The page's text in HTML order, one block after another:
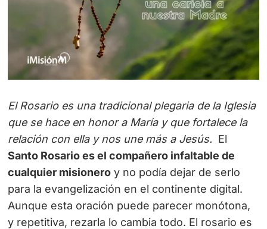
El Rosario es una tradicional plegaria de la Iglesia
que se hace en honor a María y que fortalece la
relación con ella y nos une más a Jesús. El
Santo Rosario es el compañero infaltable de
cualquier misionero y no podía dejar de serlo
para la evangelización en el continente digital.
Aunque esta oración puede parecer monótona,
y repetitiva, rezarla lo cambia todo. El rosario es